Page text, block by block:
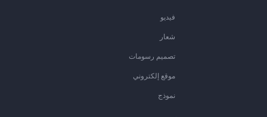
فيديو
شعار
تصميم رسومات
موقع إلكتروني
نموذج